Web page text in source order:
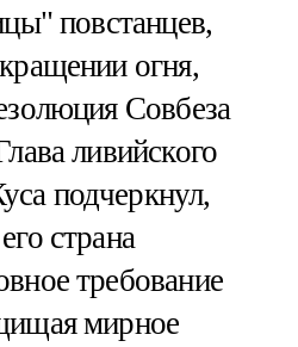
повстанцев,
огня,
Совбеза
ливийского
подчеркнул,
страна
требование
мирное